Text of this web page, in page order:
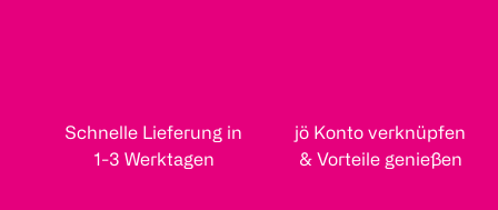
Schnelle Lieferung in
1-3 Werktagen
jö Konto verknüpfen
& Vorteile genießen